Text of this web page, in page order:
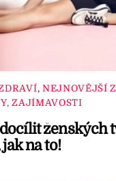
, NEJNOVĚJŠÍ
ZAJÍMAVOSTI
ženských
jak na to!